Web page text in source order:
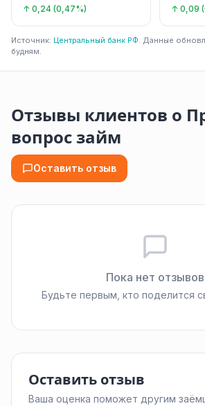
↑ 0,24 (0,47%)
↑ 0,09
Источник: Центральный банк РФ. Данные
будням.
Отзывы клиентов о
вопрос займ
Оставить отзыв
Пока нет отзывов
Будьте первым, кто поделится
Оставить отзыв
Ваша оценка поможет другим